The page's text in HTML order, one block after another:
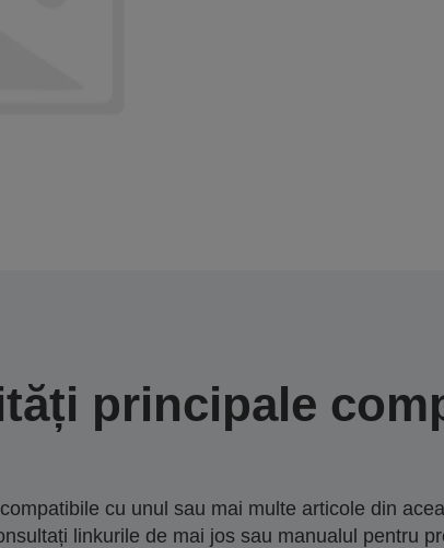
principale
cu unul sau mai multe articole din
linkurile de mai jos sau manualul pentru